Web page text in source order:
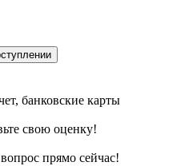
банковские карты
свою оценку!
прямо сейчас!